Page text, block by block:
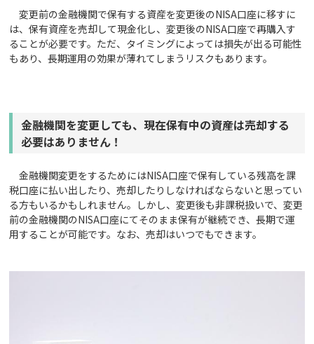
変更前の金融機関で保有する資産を変更後のNISA口座に移すに
は、保有資産を売却して現金化し、変更後のNISA口座で再購入す
ることが必要です。ただ、タイミングによっては損失が出る可能性
もあり、長期運用の効果が薄れてしまうリスクもあります。
金融機関を変更しても、現在保有中の資産は売却する
必要はありません！
金融機関変更をするためにはNISA口座で保有している残高を課
税口座に払い出したり、売却したりしなければならないと思ってい
る方もいるかもしれません。しかし、変更後も非課税扱いで、変更
前の金融機関のNISA口座にてそのまま保有が継続でき、長期で運
用することが可能です。なお、売却はいつでもできます。